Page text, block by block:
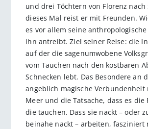
und drei Töchtern von Florenz nach
dieses Mal reist er mit Freunden.
es vor allem seine
ihn antreibt. Ziel seiner Reise: die
auf der die sagenumwobene
vom Tauchen nach den kostbaren
Schnecken lebt. Das Besondere an
angeblich magische Verbundenheit
Meer und die Tatsache, dass es die
die tauchen. Dass sie nackt – oder
beinahe nackt – arbeiten,